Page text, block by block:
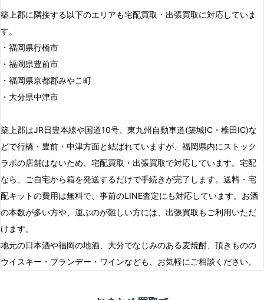
築上郡に隣接する以下のエリアも宅配買取・出張買取に対応していま
す。
・福岡県行橋市
・福岡県豊前市
・福岡県京都郡みやこ町
・大分県中津市
築上郡はJR日豊本線や国道10号、東九州自動車道(築城IC・椎田IC)な
どで行橋・豊前・中津方面と結ばれていますが、福岡県内にストック
ラボの店舗はないため、宅配買取・出張買取で対応しています。宅配
なら、ご自宅から箱を発送するだけで手続きが完了します。送料・宅
配キットの費用は無料で、事前のLINE査定にも対応しています。お酒
の本数が多い方や、運ぶのが難しい方には、出張買取もご利用いただ
けます。
地元の日本酒や福岡の地酒、大分でなじみのある麦焼酎、頂きものの
ウイスキー・ブランデー・ワインなども、お気軽にご相談ください。